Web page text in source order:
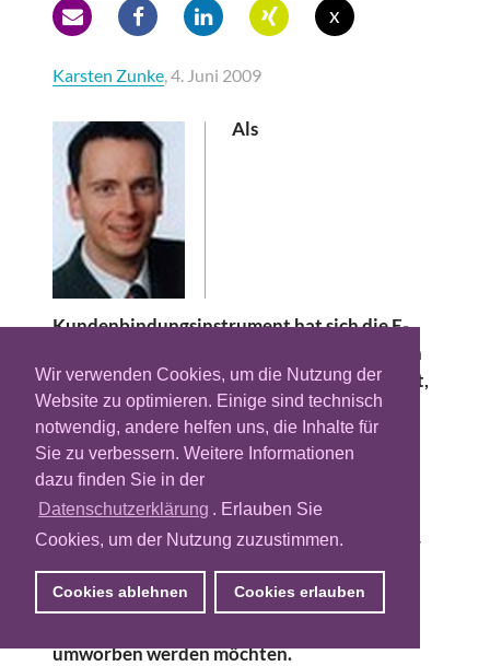
Wir verwenden Cookies, um die Nutzung der
Website zu optimieren. Einige sind technisch
notwendig, andere helfen uns, die Inhalte für
Sie zu verbessern. Weitere Informationen
dazu finden Sie in der
Datenschutzerklärung . Erlauben Sie
Cookies, um der Nutzung zuzustimmen.
Cookies ablehnen Cookies erlauben
x
Karsten Zunke, 4. Juni 2009
Als
Kundenbindungsinstrument hat sich die E-
Mail längst bewährt, aber sie taugt natürlich
auch zur Neukundenakquise – vorausgesetzt,
man kennt die E-Mail-Adressen der
potenziellen Interessenten und darf sie
werblich anschreiben. Ohne Einverständnis
keine E-Mail-Adresse – ohne E-Mail-Adresse
kein Versand und damit auch keine
Aufmerksamkeit. Obwohl sich die Katze hier
scheinbar in den Schwanz beißt, gibt es eine
Reihe wirksamer Ansätze, um legal E-Mail-
umworben werden möchten.